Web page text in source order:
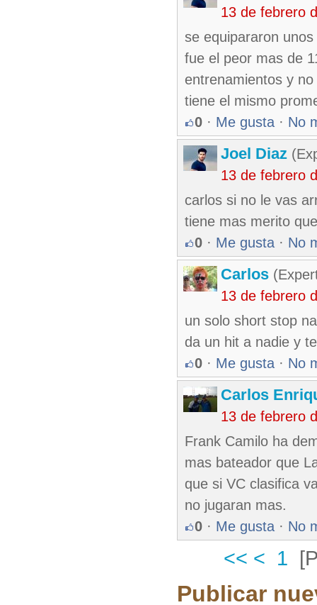
13 de febrero
se equipararon
fue el peor mas de
entrenamientos y
tiene el mismo
0 · Me gusta · No
Joel Diaz
13 de febrero
carlos si no le vas
tiene mas merito
0 · Me gusta · No
Carlos
13 de febrero
un solo short stop
da un hit a nadie y
0 · Me gusta · No
Carlos
13 de febrero
Frank Camilo ha
mas bateador que
que si VC clasifica
no jugaran mas.
0 · Me gusta · No
<< < 1
Publicar